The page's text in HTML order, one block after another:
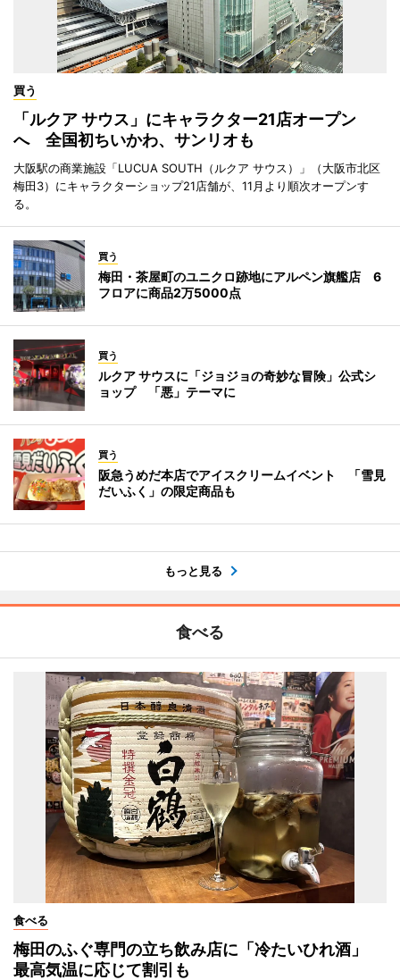
買う
「ルクア サウス」にキャラクター21店オープン
へ 全国初ちいかわ、サンリオも
大阪駅の商業施設「LUCUA SOUTH（ルクア サウス）」（大阪市北区
梅田3）にキャラクターショップ21店舗が、11月より順次オープンす
る。
買う
梅田・茶屋町のユニクロ跡地にアルペン旗艦店 6
フロアに商品2万5000点
買う
ルクア サウスに「ジョジョの奇妙な冒険」公式シ
ョップ 「悪」テーマに
買う
阪急うめだ本店でアイスクリームイベント 「雪見
だいふく」の限定商品も
もっと見る
食べる
食べる
梅田のふぐ専門の立ち飲み店に「冷たいひれ酒」
最高気温に応じて割引も